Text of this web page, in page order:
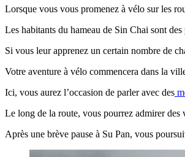
Lorsque vous vous promenez à vélo sur les
Les habitants du hameau de Sin Chai sont
Si vous leur apprenez un certain nombre de
Votre aventure à vélo commencera dans la
Ici, vous aurez l’occasion de parler avec des
Le long de la route, vous pourrez admirer des
Après une brève pause à Su Pan, vous